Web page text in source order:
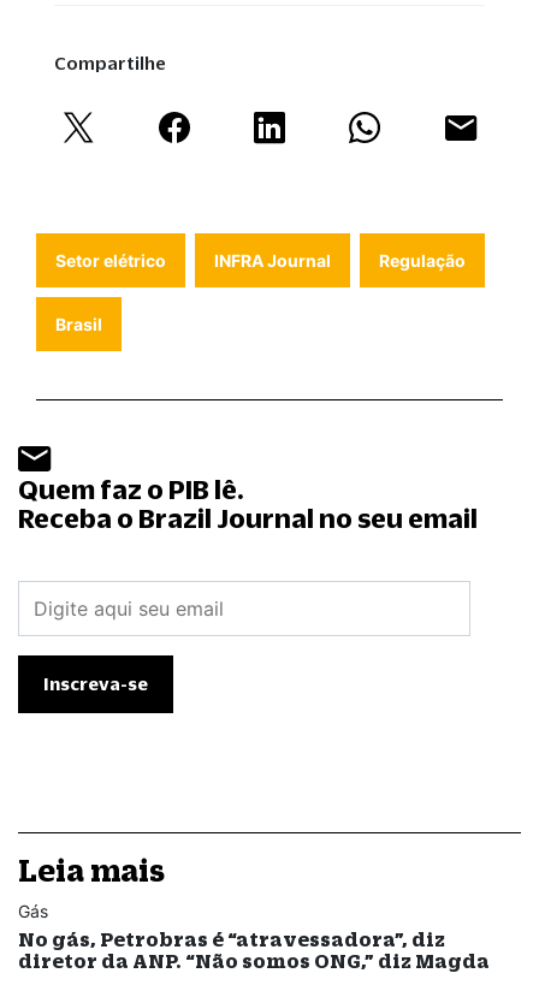
Compartilhe
Setor elétrico INFRA Journal Regulação
Brasil
Quem faz o PIB lê.
Receba o Brazil Journal no seu email
Leia mais
Gás
No gás, Petrobras é “atravessadora”, diz
diretor da ANP. “Não somos ONG,” diz Magda